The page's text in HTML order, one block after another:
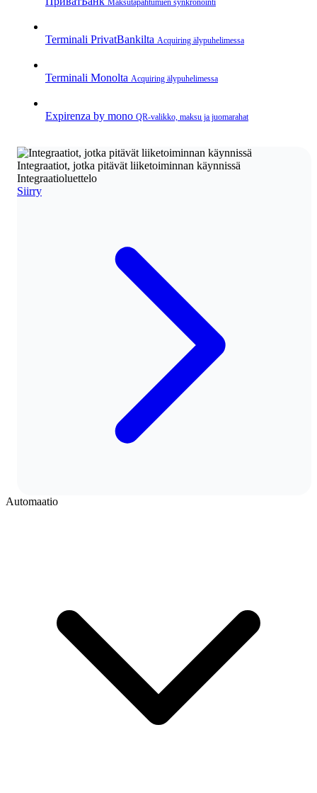
Maksutapahtumien synkronointi
Terminali PrivatBankilta Acquiring älypuhelimessa
Terminali Monolta Acquiring älypuhelimessa
Expirenza by mono QR‑valikko, maksu ja juomarahat
Integraatiot, jotka pitävät liiketoiminnan käynnissä
Integraatioluettelo
Siirry
Automaatio